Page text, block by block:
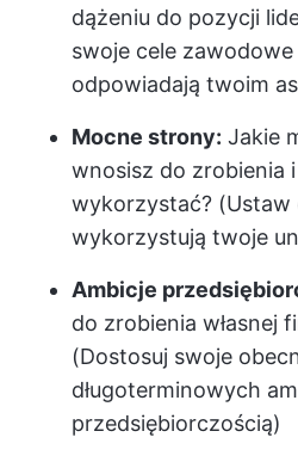
dążeniu do pozycji
swoje cele
odpowiadają twoim
Mocne strony: Jakie
wnosisz do zrobienia
wykorzystać? (Ustaw
wykorzystują twoje
Ambicje
do zrobienia własnej
(Dostosuj swoje
długoterminowych
przedsiębiorczością)